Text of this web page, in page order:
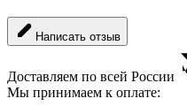
Написать отзыв
Доставляем по всей России
Мы принимаем к оплате: